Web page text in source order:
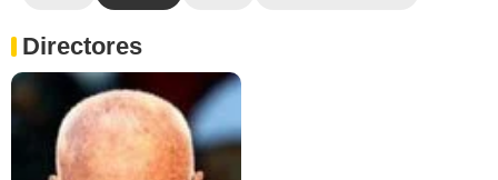
Directores